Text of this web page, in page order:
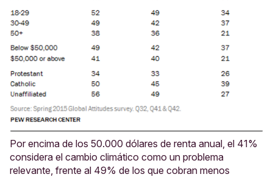
Por encima de los 50.000 dólares de renta anual, el 41%
considera el cambio climático como un problema
relevante, frente al 49% de los que cobran menos